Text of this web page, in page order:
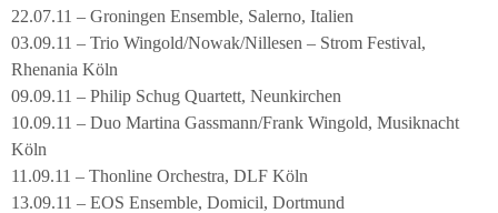
22.07.11 – Groningen Ensemble, Salerno, Italien
03.09.11 – Trio Wingold/Nowak/Nillesen – Strom Festival,
Rhenania Köln
09.09.11 – Philip Schug Quartett, Neunkirchen
10.09.11 – Duo Martina Gassmann/Frank Wingold, Musiknacht
Köln
11.09.11 – Thonline Orchestra, DLF Köln
13.09.11 – EOS Ensemble, Domicil, Dortmund